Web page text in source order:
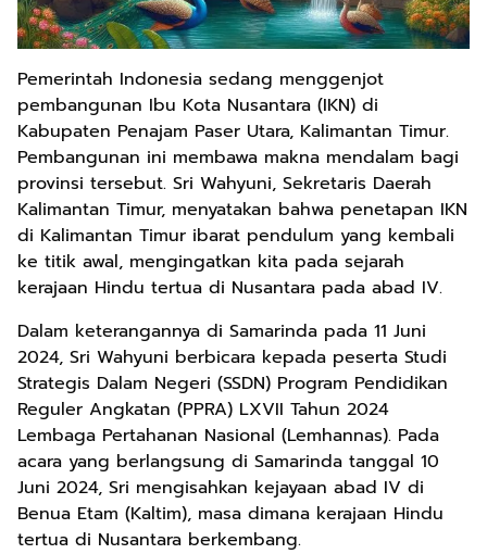
Pemerintah Indonesia sedang menggenjot
pembangunan Ibu Kota Nusantara (IKN) di
Kabupaten Penajam Paser Utara, Kalimantan Timur.
Pembangunan ini membawa makna mendalam bagi
provinsi tersebut. Sri Wahyuni, Sekretaris Daerah
Kalimantan Timur, menyatakan bahwa penetapan IKN
di Kalimantan Timur ibarat pendulum yang kembali
ke titik awal, mengingatkan kita pada sejarah
kerajaan Hindu tertua di Nusantara pada abad IV.
Dalam keterangannya di Samarinda pada 11 Juni
2024, Sri Wahyuni berbicara kepada peserta Studi
Strategis Dalam Negeri (SSDN) Program Pendidikan
Reguler Angkatan (PPRA) LXVII Tahun 2024
Lembaga Pertahanan Nasional (Lemhannas). Pada
acara yang berlangsung di Samarinda tanggal 10
Juni 2024, Sri mengisahkan kejayaan abad IV di
Benua Etam (Kaltim), masa dimana kerajaan Hindu
tertua di Nusantara berkembang.